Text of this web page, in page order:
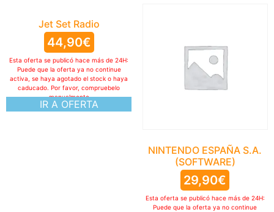
Jet Set Radio
44,90€
IR A OFERTA
Esta oferta se publicó hace más de 24H:
Puede que la oferta ya no continue
activa, se haya agotado el stock o haya
caducado. Por favor, compruebelo
manualmente
NINTENDO ESPAÑA S.A.
(SOFTWARE)
29,90€
Esta oferta se publicó hace más de 24H:
Puede que la oferta ya no continue